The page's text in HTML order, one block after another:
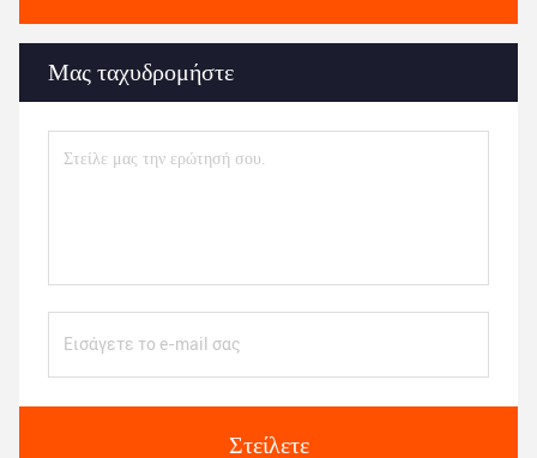
Μας ταχυδρομήστε
Στείλετε